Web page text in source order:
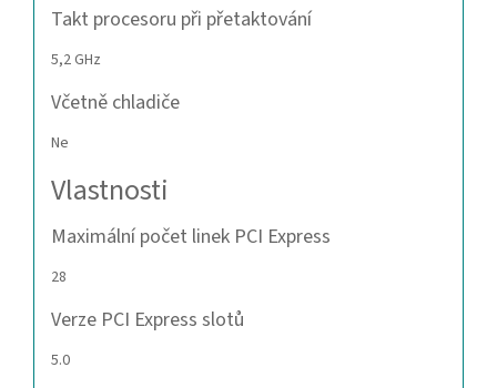
Takt procesoru při přetaktování
5,2 GHz
Včetně chladiče
Ne
Vlastnosti
Maximální počet linek PCI Express
28
Verze PCI Express slotů
5.0